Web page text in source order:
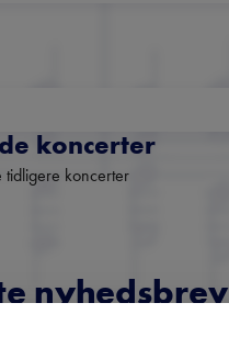
koncerter
tidligere koncerter
nyhedsbrev